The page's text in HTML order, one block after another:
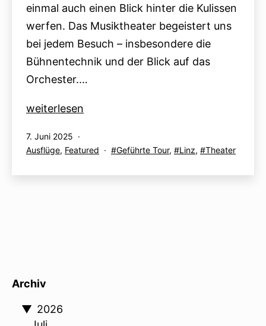
einmal auch einen Blick hinter die Kulissen
werfen. Das Musiktheater begeistert uns
bei jedem Besuch – insbesondere die
Bühnentechnik und der Blick auf das
Orchester.…
Musiktheater
Führung
weiterlesen
Veröffentlicht
am
7. Juni 2025
Kategorisiert
Ausflüge, Featured
Verschlagwortet
Geführte Tour, Linz, Theater
Archiv
▼ 2026